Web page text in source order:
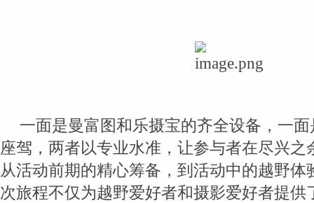
一面是曼富图和乐摄宝的齐全设备，一
座驾，两者以专业水准，让参与者在尽兴之
从活动前期的精心筹备，到活动中的越野体
次旅程不仅为越野爱好者和摄影爱好者提供